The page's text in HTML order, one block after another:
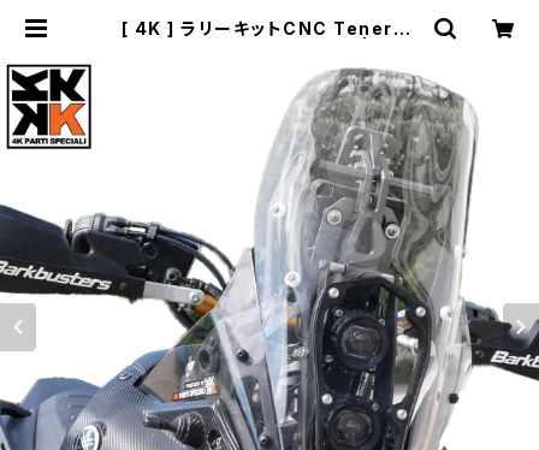
[ 4K ] ラリーキットCNC Tenere7
UAC所沢｜通販サイト